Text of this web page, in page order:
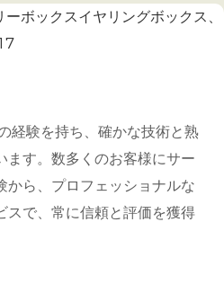
経験を持ち、確かな技術と熟
ます。数多くのお客様にサー
から、プロフェッショナルな
スで、常に信頼と評価を獲得